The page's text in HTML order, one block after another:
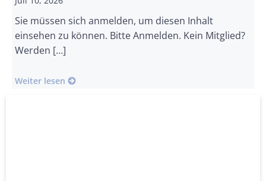
Sie müssen sich anmelden, um diesen Inhalt
einsehen zu können. Bitte Anmelden. Kein Mitglied?
Werden […]
Weiter lesen